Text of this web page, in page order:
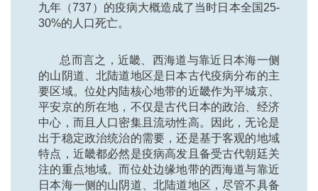
九年（737）的疫病大概造成了当时日本全国25-
30%的人口死亡。
总而言之，近畿、西海道与靠近日本海一侧
的山阴道、北陆道地区是日本古代疫病分布的主
要区域。位处内陆核心地带的近畿作为平城京、
平安京的所在地，不仅是古代日本的政治、经济
中心，而且人口密集且流动性高。因此，无论是
出于稳定政治统治的需要，还是基于客观的地域
特点，近畿都必然是疫病高发且备受古代朝廷关
注的重点地域。而位处边缘地带的西海道与靠近
日本海一侧的山阴道、北陆道地区，尽管不具备